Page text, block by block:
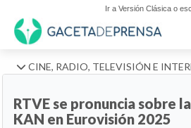
Ir a Versión Clásica o
CINE, RADIO, TELEVISIÓN E
RTVE se pronuncia sobre
KAN en Eurovisión 2025